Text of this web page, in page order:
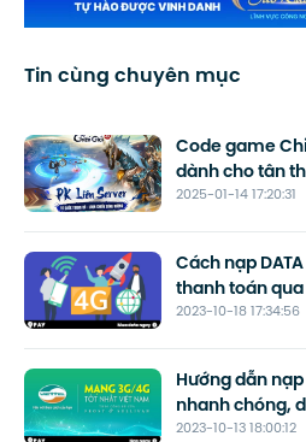
Tin cùng chuyên mục
2025-01-14 17:20:31
Code game
dành cho tân
2023-10-18 17:34:56
Cách nạp
thanh toán
2023-10-13 18:00:12
Hướng dẫn
nhanh chóng,